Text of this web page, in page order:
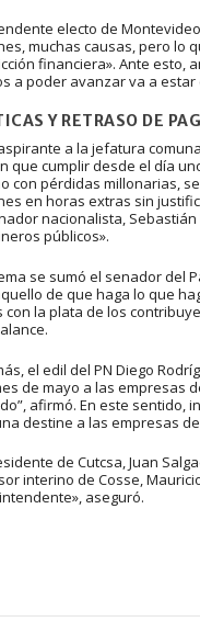
electo de
muchas causas, pero lo
financiera». Ante esto,
a poder avanzar va a
Y RETRASO DE
a la jefatura
que cumplir desde el día
con pérdidas millonarias,
en horas extras sin
nacionalista,
públicos».
se sumó el senador del
de que haga lo que
con la plata de los
el edil del PN Diego
de mayo a las empresas
afirmó. En este sentido,
destine a las empresas
de Cutcsa, Juan
interino de Cosse,
aseguró.